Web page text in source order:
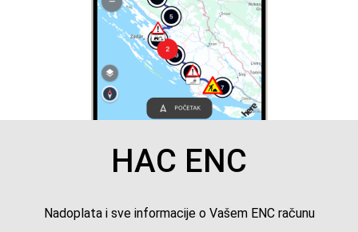
HAC ENC
Nadoplata i sve informacije o Vašem ENC računu